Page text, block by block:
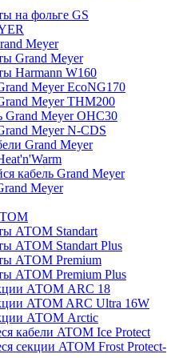
на фольге GS
Meyer
Grand Meyer
Harmann W160
Meyer EcoNG170
Meyer THM200
Grand Meyer OHC30
Meyer N-CDS
Grand Meyer
кабель Grand Meyer
Meyer
АТОМ Standart
АТОМ Standart Plus
АТОМ Premium
АТОМ Premium Plus
АТОМ ARC 18
ATOM ARC Ultra 16W
АТОМ Arctic
кабели ATOM Ice Protect
секции ATOM Frost Protect-